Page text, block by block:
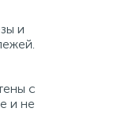
и
с
и не